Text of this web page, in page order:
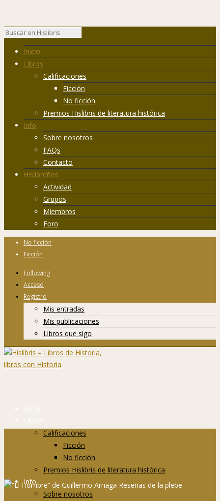
Inicio
Libros
Calificaciones
Ficción
No ficción
Premios Hislibris de literatura histórica
Info
Sobre nosotros
FAQs
Contacto
Hislibreños
Actividad
Grupos
Miembros
Foro
No ficción
Ficción
Following
Acceso
Registro
Mis entradas
Mis publicaciones
Libros que sigo
Inicio
Libros
Calificaciones
Ficción
No ficción
Premios Hislibris de literatura histórica
Info
Sobre nosotros